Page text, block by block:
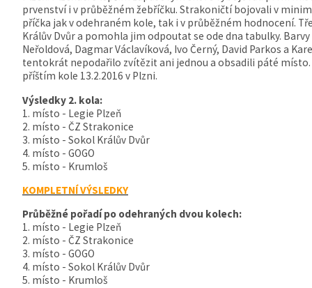
prvenství i v průběžném žebříčku. Strakoničtí bojovali v
příčka jak v odehraném kole, tak i v průběžném hodnocení.
Králův Dvůr a pomohla jim odpoutat se ode dna tabulky.
Neřoldová, Dagmar Václavíková, Ivo Černý, David Parkos a
tentokrát nepodařilo zvítězit ani jednou a obsadili páté
příštím kole 13.2.2016 v Plzni.
Výsledky 2. kola:
1. místo - Legie Plzeň
2. místo - ČZ Strakonice
3. místo - Sokol Králův Dvůr
4. místo - GOGO
5. místo - Krumloš
KOMPLETNÍ VÝSLEDKY
Průběžné pořadí po odehraných dvou kolech:
1. místo - Legie Plzeň
2. místo - ČZ Strakonice
3. místo - GOGO
4. místo - Sokol Králův Dvůr
5. místo - Krumloš